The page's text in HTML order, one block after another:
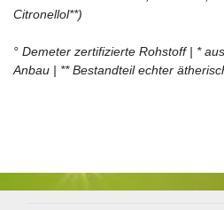
Citronellol**)
° Demeter zertifizierte Rohstoff | *
Anbau | ** Bestandteil echter